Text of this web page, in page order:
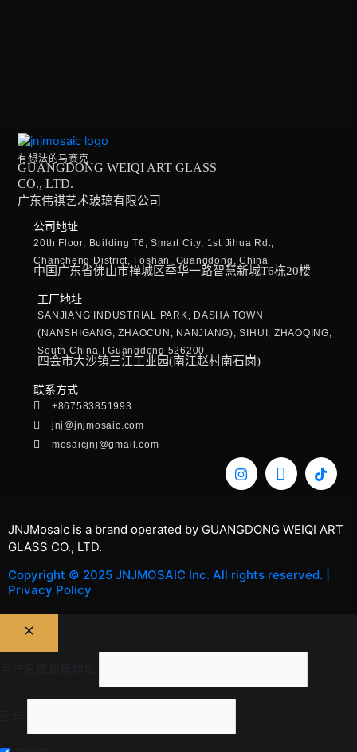
有想法的马赛克
GUANGDONG WEIQI ART GLASS
CO., LTD.
广东伟祺艺术玻璃有限公司
公司地址
20th Floor, Building T6, Smart City, 1st Jihua Rd.,
Chancheng District, Foshan, Guangdong, China
中国广东省佛山市禅城区季华一路智慧新城T6栋20楼
工厂地址
SANJIANG INDUSTRIAL PARK, DASHA TOWN
(NANSHIGANG, ZHAOCUN, NANJIANG), SIHUI, ZHAOQING,
South China I Guangdong 526200
四会市大沙镇三江工业园(南江赵村南石岗)
联系方式
+867583851993
jnj@jnjmosaic.com
mosaicjnj@gmail.com
JNJMosaic is a brand operated by GUANGDONG WEIQI ART
GLASS CO., LTD.
Copyright © 2025 JNJMOSAIC Inc. All rights reserved. |
Privacy Policy